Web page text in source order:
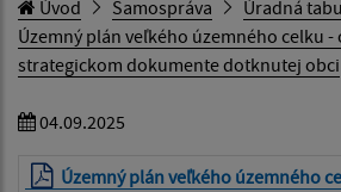
Úvod Samospráva
Úradná
Územný plán veľkého územného celku -
strategickom dokumente dotknutej obci
04.09.2025
Územný plán veľkého územného